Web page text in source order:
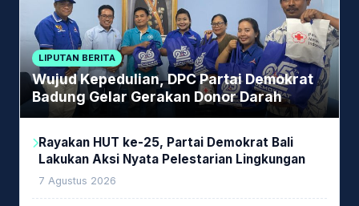
LIPUTAN BERITA
Wujud Kepedulian, DPC Partai Demokrat
Badung Gelar Gerakan Donor Darah
Rayakan HUT ke-25, Partai Demokrat Bali
Lakukan Aksi Nyata Pelestarian Lingkungan
7 Agustus 2026